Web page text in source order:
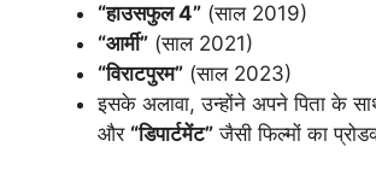
“हाउसफुल 4” (साल 2019)
“आर्मी” (साल 2021)
“विराटपुरम” (साल 2023)
इसके अलावा, उन्होंने अपने पिता के
और “डिपार्टमेंट” जैसी फिल्मों का